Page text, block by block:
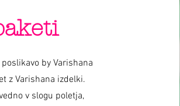
by Varishana
z Varishana izdelki.
v slogu poletja,